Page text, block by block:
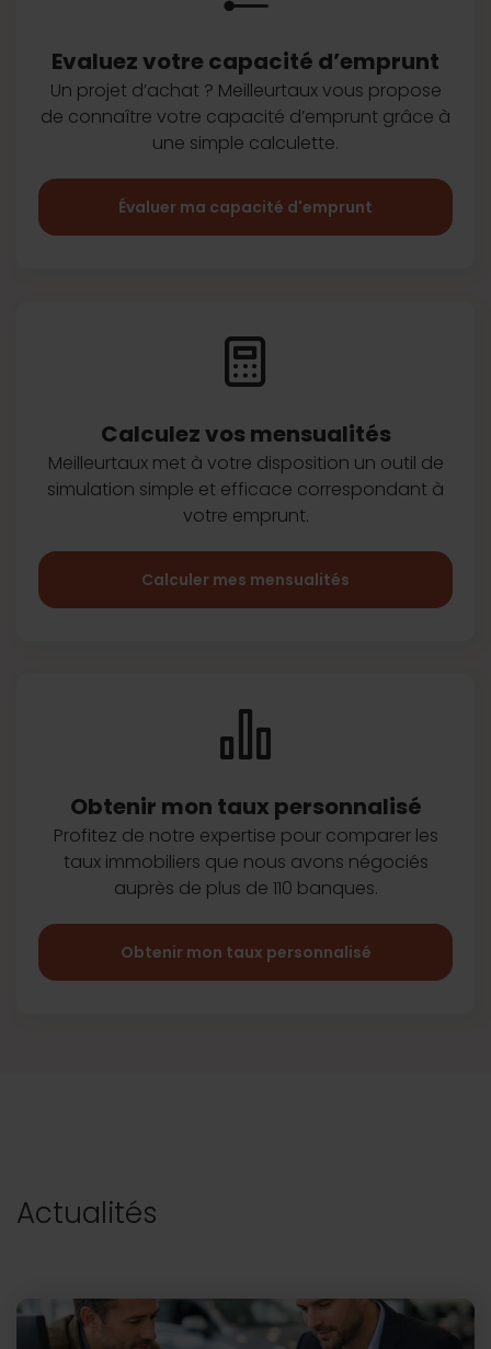
Evaluez votre capacité d’emprunt
Un projet d’achat ? Meilleurtaux vous propose
de connaître votre capacité d’emprunt grâce à
une simple calculette.
Évaluer ma capacité d'emprunt
Calculez vos mensualités
Meilleurtaux met à votre disposition un outil de
simulation simple et efficace correspondant à
votre emprunt.
Calculer mes mensualités
Obtenir mon taux personnalisé
Profitez de notre expertise pour comparer les
taux immobiliers que nous avons négociés
auprès de plus de 110 banques.
Obtenir mon taux personnalisé
Actualités